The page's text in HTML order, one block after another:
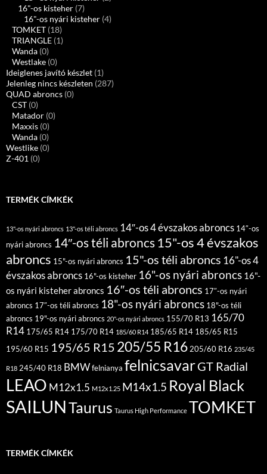
16"-os kisteher (7)
16"-os nyári kisteher (4)
TOMKET (18)
TRIANGLE (1)
Wanda (0)
Westlake (0)
Ideiglenes javító készlet (1)
Jelenleg nincs készleten (287)
QUAD abroncs (0)
CST (0)
Matador (0)
Maxxis (0)
Wanda (0)
Westlike (0)
Z-401 (0)
TERMÉK CÍMKÉK
13"-os nyári abroncs 13"-os téli abroncs 14″-os 4 évszakos abroncs 14″-os
nyári abroncs 14″-os téli abroncs15"-os 4 évszakos
abroncs 15"-os nyári abroncs 15"-os téli abroncs 16"-os 4
évszakos abroncs 16"-os kisteher 16"-os nyári abroncs 16"-
os nyári kisteher abroncs 16″-os téli abroncs 17″-os nyári
abroncs 17″-os téli abroncs 18"-os nyári abroncs 18"-os téli
abroncs 19"-os nyári abroncs 20"-os nyári abroncs 155/70 R13 165/70
R14 175/65 R14 175/70 R14 185/60 R14 185/65 R14 185/65 R15
195/60 R15 195/65 R15 205/55 R16 205/60 R16 235/45
R18 245/40 R18 BMWfelnianya felnicsavarGT Radial
LEAO M12x1.5 M12x1.25 M14x1.5 Royal Black
SAILUNTaurus Taurus High Performance TOMKET
TERMÉK CÍMKÉK